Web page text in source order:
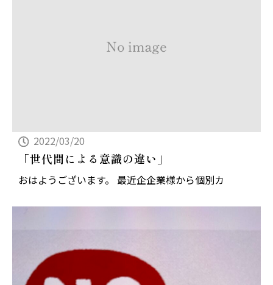
2022/03/20
「世代間による意識の違い」
おはようございます。 最近企企業様から個別カ